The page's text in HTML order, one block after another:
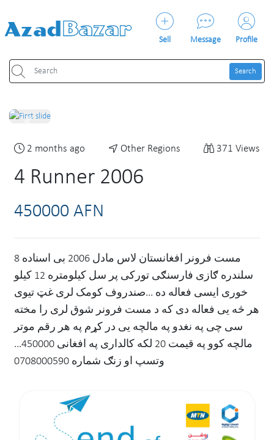
Sell Message Profile
Search
2 months ago Other Regions 371 Views
4 Runner 2006
450000 AFN
مست فرونر افغانستان لاس مادل 2006 بی اسناده 8
سلندره ګازی فارسنګی تورکی پر سل کیلومتره 12 کیلو
خوری ایسی فعاله ده ...صندروف کومک لری غټ تیوی
هر څه یی فعاله دی که د مست فرونر شوق لری را مخته
سی چی په نغدو په مالچه یی در کړم په هر رقم موتر
مالچه کوو په قیمت 20 لکه کالداری په افغانی 450000...
وتسپ او زنګ شماره 0708000590